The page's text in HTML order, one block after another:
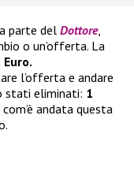
parte del Dottore,
o un’offerta. La
l’offerta e andare
stati eliminati: 1
andata questa